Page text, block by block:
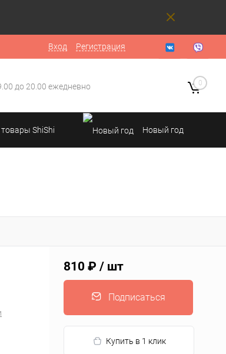
Вход Регистрация
до 20.00 ежедневно 0
ShiShi Новый год
810 ₽ / шт
Подписаться
Купить в 1 клик